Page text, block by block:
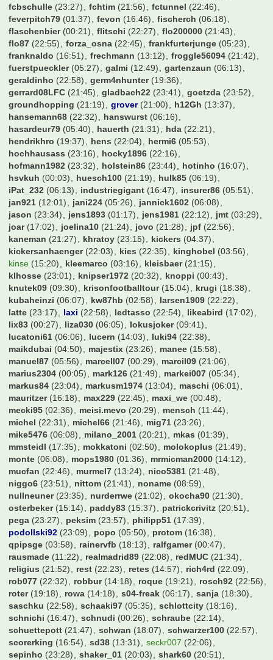
fcbschulle (23:27) fchtim (21:56) fctunnel (22:46)
feverpitch79 (01:37) fevon (16:46) fischerch (06:18)
flaschenbier(00:21) flitschi (22:27) flo200000 (21:43)
flo87 (22:55) forza_osna (22:45) frankfurterjunge (05:23)
franknaldo (16:51) frechmann (13:12) froggle56094 (21:42)
fuerstpueckler(05:27) galmi (12:49) gartenzaun (06:13)
geraldinho (22:58) germ4nhunter(19:36)
gerrard08LFC (21:45) gladbach22 (23:41) goetzda (23:52)
groundhopping (21:19) grover(21:00) h12Gh (13:37)
hansemann68 (22:32) hanswurst (06:16)
hasardeur79 (05:40) hauerth (21:31) hda (22:21)
hendrikhro (19:37) hens (22:04) hermi6 (05:53)
hochhausass (23:16) hocky1896 (22:16)
hofmann1982 (23:32) holstein86 (23:44) hotinho (16:07)
hsvkuh (00:03) huesch100 (21:19) hulk85 (06:19)
iPat_232 (06:13) industriegigant (16:47) insurer86 (05:51)
jan921 (12:01) jani224 (05:26) jannick1602 (06:08)
jason (23:34) jens1893 (01:17) jens1981 (22:12) jmt (03:29)
joar(17:02) joelina10 (21:24) jovo (21:28) jpf (22:56)
kaneman (21:27) khratoy (23:15) kickers (04:37)
kickersanhaenger(22:03) kies (22:35) kinghobel (03:56)
kinse (15:20) kleemarco (03:16) kleisbaer(21:15)
klhosse (23:01) knipser1972 (20:32) knoppi (00:43)
knutek09 (09:30) krisonfootballtour(15:04) krugi (18:38)
kubaheinzi (06:07) kw87hb (02:58) larsen1909 (22:22)
latte (23:17) laxi (22:58) ledtasso (22:54) likeabird (17:02)
lix83 (00:27) liza030 (06:05) lokusjoker(09:41)
lucatoni61 (06:06) lucern (14:03) luki94 (22:38)
maikdubai (04:50) majestix (23:26) manee (15:58)
manuel87 (05:56) marcell07 (00:29) marcil09 (21:06)
marius2304 (00:05) mark126 (21:49) markei007 (05:34)
markus84 (23:04) markusm1974 (13:04) maschi (06:01)
mauritzer(16:18) max229 (22:45) maxi_we (00:48)
mecki95 (02:36) meisi.mevo (20:29) mensch (11:44)
michel (22:31) michel66 (21:46) mig71 (23:26)
mike5476 (06:08) milano_2001 (20:21) mkas (01:39)
mmsteidl (17:35) mokkatoni (02:50) molokoplus (21:49)
monte (06:08) mops1980 (01:36) mrmicman2000 (14:12)
mucfan (22:46) murmel7 (13:24) nico5381 (21:48)
niggo6 (23:51) nittom (21:41) noname (08:59)
nullneuner(23:35) nurderrwe (21:02) okocha90 (21:30)
osterbeker(15:14) paddy83 (15:37) patrickcrivitz (20:51)
pega (23:27) peksim (23:57) philipp51 (17:39)
podollski92 (23:09) popo (05:50) protom (16:38)
qpipsge (03:58) rainervfb (18:13) ralfgamer(00:47)
rausmade (11:22) realmadrid89 (22:08) redMUC (21:34)
religius (21:52) rest (22:23) retes (14:57) rich4rd (22:09)
rob077 (22:32) robbur(14:18) roque (19:21) rosch92 (22:56)
roter(19:18) rowa (14:18) s04-freak (06:17) sanja (18:30)
saschku (22:58) schaaki97 (05:35) schlottcity (18:16)
schnichi (16:47) schnudi (00:26) schraube (22:14)
schuettepott (21:47) schwan (18:07) schwarzer100 (22:57)
scorerking (16:54) sd38 (13:31) seckr007 (22:06)
sepinho (23:28) shaker_01 (20:03) shark60 (20:51)